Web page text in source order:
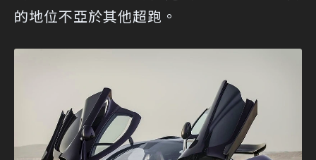
的地位不亞於其他超跑。